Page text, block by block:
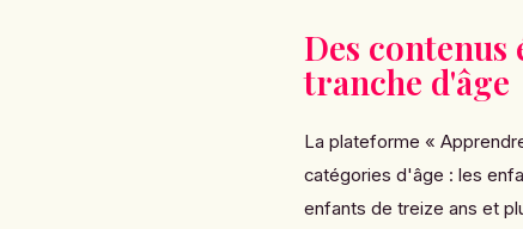
Des contenus
tranche d'âge
La plateforme «
catégories d'âge : les
enfants de treize ans et